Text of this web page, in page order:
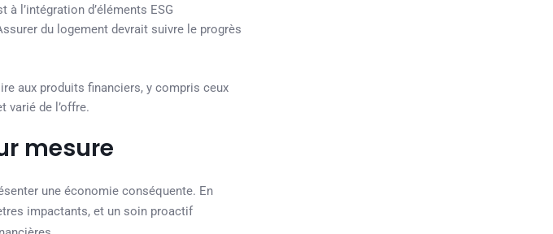
l’intégration d’éléments ESG
du logement devrait suivre le progrès
aux produits financiers, y compris ceux
varié de l’offre.
mesure
une économie conséquente. En
impactants, et un soin proactif